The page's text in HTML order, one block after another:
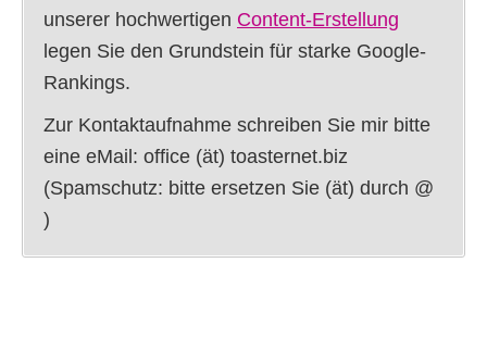
unserer hochwertigen Content-Erstellung
legen Sie den Grundstein für starke Google-
Rankings.
Zur Kontaktaufnahme schreiben Sie mir bitte
eine eMail: office (ät) toasternet.biz
(Spamschutz: bitte ersetzen Sie (ät) durch @
)